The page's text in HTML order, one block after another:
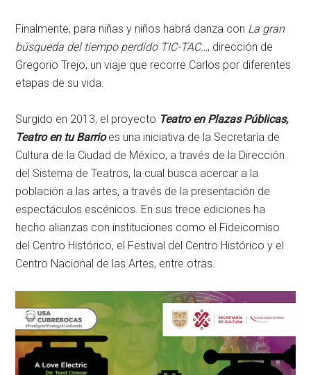
Finalmente, para niñas y niños habrá danza con La gran
búsqueda del tiempo perdido TIC-TAC…, dirección de
Gregorio Trejo, un viaje que recorre Carlos por diferentes
etapas de su vida.
Surgido en 2013, el proyecto Teatro en Plazas Públicas,
Teatro en tu Barrioes una iniciativa de la Secretaría de
Cultura de la Ciudad de México, a través de la Dirección
del Sistema de Teatros, la cual busca acercar a la
población a las artes, a través de la presentación de
espectáculos escénicos. En sus trece ediciones ha
hecho alianzas con instituciones como el Fideicomiso
del Centro Histórico, el Festival del Centro Histórico y el
Centro Nacional de las Artes, entre otras.